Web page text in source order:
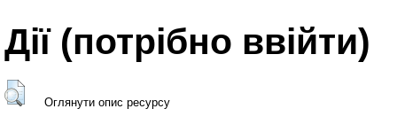
Дії ​​(потрібно ввійти)
Оглянути опис ресурсу